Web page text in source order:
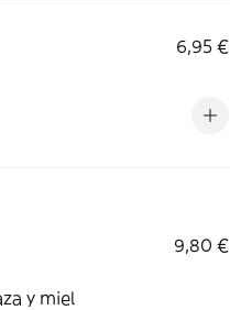
6,95 €
9,80 €
y miel